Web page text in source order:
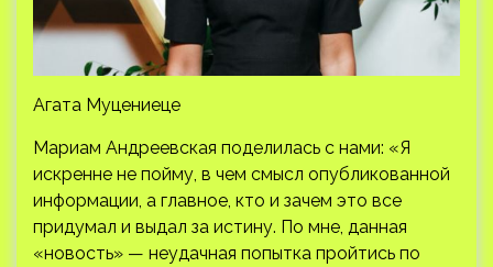
Агата Муцениеце
Мариам Андреевская поделилась с нами: «Я
искренне не пойму, в чем смысл опубликованной
информации, а главное, кто и зачем это все
придумал и выдал за истину. По мне, данная
«новость» — неудачная попытка пройтись по